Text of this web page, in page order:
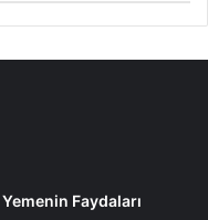
Faydaları